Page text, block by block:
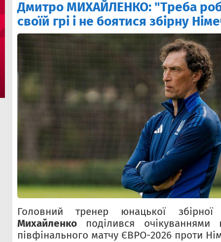
Дмитро МИХАЙЛЕНКО: "Треба
своїй грі і не боятися збірну
Головний тренер юнацької
Михайленко поділився очікуваннями
півфінального матчу ЄВРО-2026 проти